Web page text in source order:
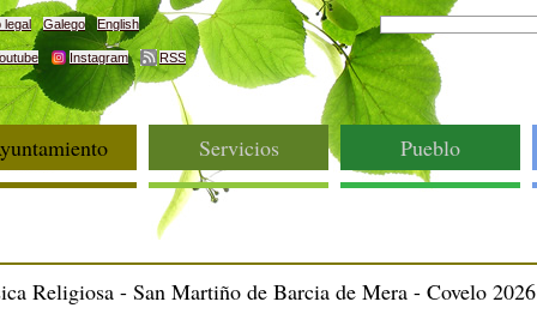
legal Galego English
Instagram RSS
Servicios Pueblo
Religiosa - San Martiño de Barcia de Mera - Covelo 2026